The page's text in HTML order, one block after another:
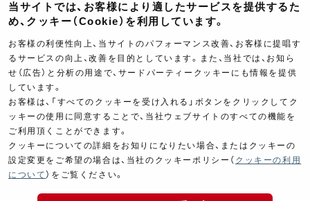
ヨシムラTV
イベント情報
イベントスケジュール
ツーリングブレイクタイム
製品ポスター
当サイトでは、お客様により適したサービスを提供するた
め、クッキー（Cookie）を利用しています。
お客様の利便性向上、当サイトのパフォーマンス改善、お客様に提唱す
るサービスの向上、改善を目的としています。また、当社では、お知ら
せ（広告）と分析の用途で、サードパーティークッキーにも情報を提供
しています。
お客様は、「すべてのクッキーを受け入れる」ボタンをクリックしてク
ッキーの使用に同意することで、当社ウェブサイトのすべての機能を
ご利用頂くことができます。
クッキーについての詳細をお知りになりたい場合、またはクッキーの
設定変更をご希望の場合は、当社のクッキーポリシー（ クッキーの利用
について ）をご覧ください。